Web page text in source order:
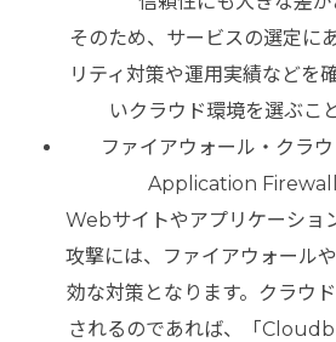
そのため、サービスの選定に
リティ対策や運用実績などを
いクラウド環境を選ぶこ
ファイアウォール・クラ
Application Firewall
Webサイトやアプリケーショ
攻撃には、ファイアウォール
効な対策となります。クラウ
されるのであれば、「